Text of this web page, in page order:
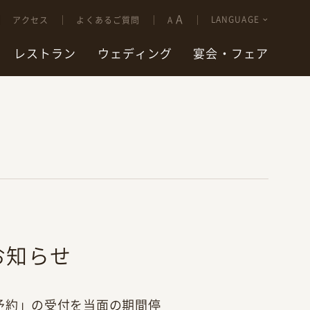
アクセス よくあるご質問 A A LANGUAGE
レストラン ウェディング 宴会・フェア
らせ
」の受付を当面の期間停